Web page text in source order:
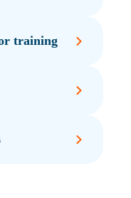
training